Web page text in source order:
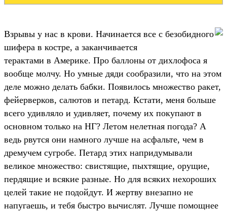
Взрывы у нас в крови. Начинается все с безобидного
шифера в костре, а заканчивается
терактами в Америке. Про баллоны от дихлофоса я
вообще молчу. Но умные дяди сообразили, что на этом
деле можно делать бабки. Появилось множество ракет,
фейерверков, салютов и петард. Кстати, меня больше
всего удивляло и удивляет, почему их покупают в
основном только на НГ? Летом нелетная погода? А
ведь рвутся они намного лучше на асфальте, чем в
дремучем сугробе. Петард этих напридумывали
великое множество: свистящие, пыхтящие, орущие,
пердящие и всякие разные. Но для всяких нехороших
целей такие не подойдут. И жертву внезапно не
напугаешь, и тебя быстро вычислят. Лучше помощнее